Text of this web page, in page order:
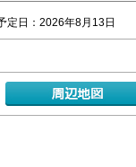
日：2026年8月13日